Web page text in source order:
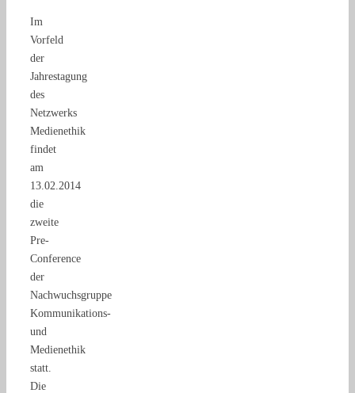
Im
Vorfeld
der
Jahrestagung
des
Netzwerks
Medienethik
findet
am
13.02.2014
die
zweite
Pre-
Conference
der
Nachwuchsgruppe
Kommunikations-
und
Medienethik
statt.
Die